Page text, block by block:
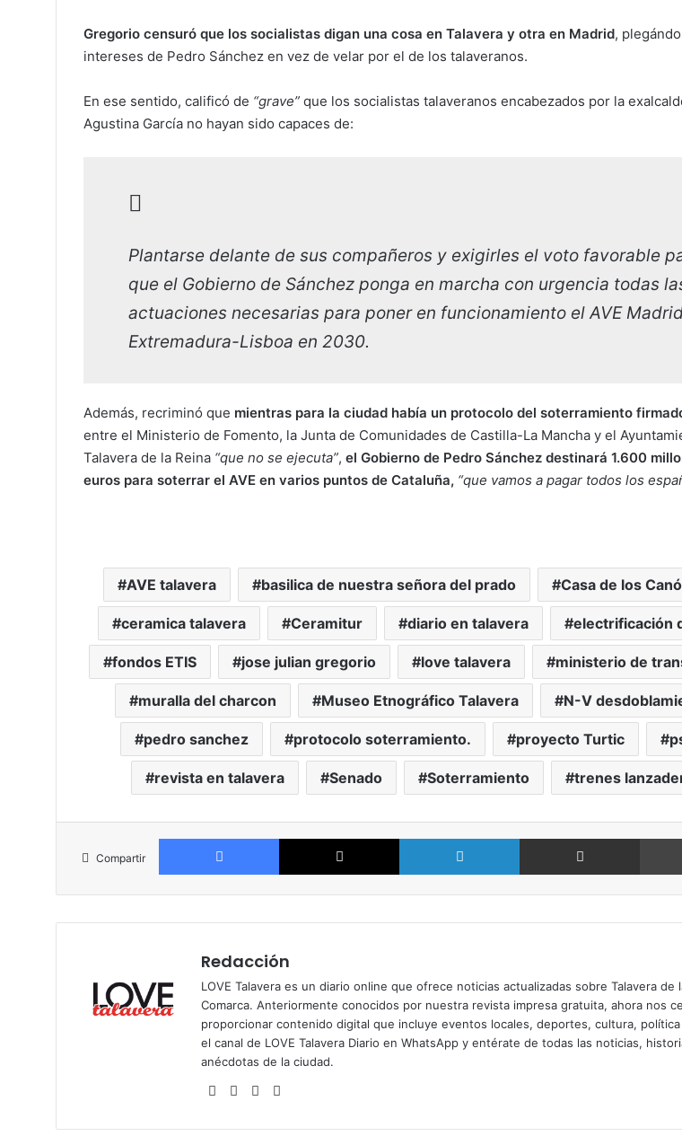
Gregorio censuró que los socialistas digan una cosa en Talavera y otra en Madrid,
intereses de Pedro Sánchez en vez de velar por el de los talaveranos.
En ese sentido, calificó de “grave” que los socialistas talaveranos encabezados por la
Agustina García no hayan sido capaces de:
Plantarse delante de sus compañeros y exigirles el voto favorable
que el Gobierno de Sánchez ponga en marcha con urgencia todas
actuaciones necesarias para poner en funcionamiento el AVE
Extremadura-Lisboa en 2030.
Además, recriminó que mientras para la ciudad había un protocolo del soterramiento
entre el Ministerio de Fomento, la Junta de Comunidades de Castilla-La Mancha y el
Talavera de la Reina “que no se ejecuta”, el Gobierno de Pedro Sánchez destinará 1.600
euros para soterrar el AVE en varios puntos de Cataluña, “que vamos a pagar todos los
AVE talavera basilica de nuestra señora del prado Casa de los
ceramica talavera Ceramitur diario en talavera electrificación
fondos ETIS jose julian gregorio love talavera ministerio de
muralla del charcon Museo Etnográfico Talavera N-V
pedro sanchez protocolo soterramiento. proyecto Turtic
revista en talavera Senado Soterramiento trenes
Compartir
Facebook X LinkedIn Compartir por Email
Redacción
LOVE Talavera es un diario online que ofrece noticias actualizadas sobre Talavera de
Comarca. Anteriormente conocidos por nuestra revista impresa gratuita, ahora nos
proporcionar contenido digital que incluye eventos locales, deportes, cultura, política
el canal de LOVE Talavera Diario en WhatsApp y entérate de todas las noticias,
anécdotas de la ciudad.
Siti
we
Fa
bo
X
ra